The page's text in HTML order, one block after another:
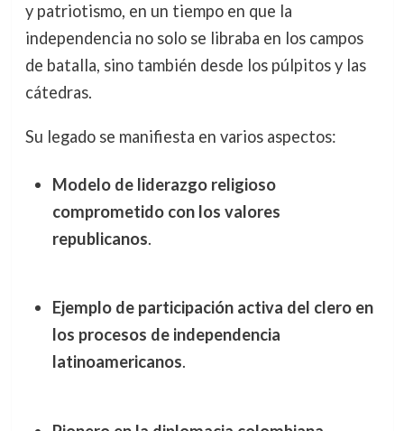
y patriotismo, en un tiempo en que la
independencia no solo se libraba en los campos
de batalla, sino también desde los púlpitos y las
cátedras.
Su legado se manifiesta en varios aspectos:
Modelo de liderazgo religioso
comprometido con los valores
republicanos.
Ejemplo de participación activa del clero en
los procesos de independencia
latinoamericanos.